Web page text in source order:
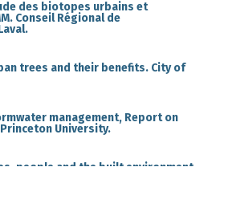
des biotopes urbains et
Conseil Régional de
trees and their benefits. City of
management, Report on
University.
people and the built environment.